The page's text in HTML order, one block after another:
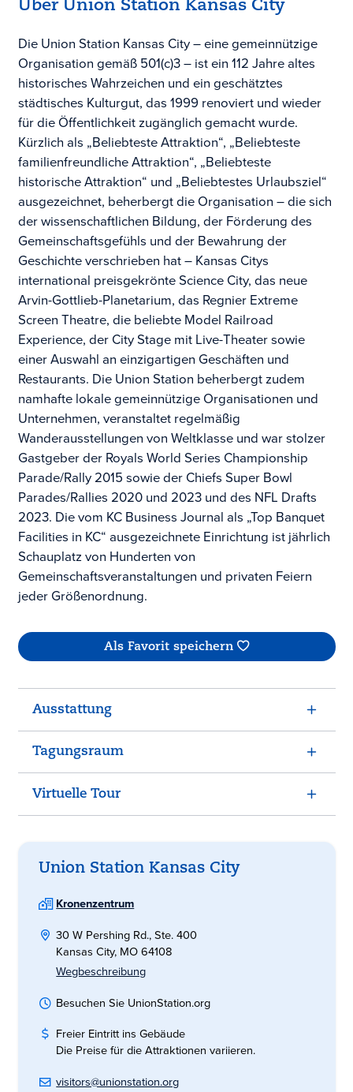
Über Union Station Kansas City
Die Union Station Kansas City – eine gemeinnützige
Organisation gemäß 501(c)3 – ist ein 112 Jahre altes
historisches Wahrzeichen und ein geschätztes
städtisches Kulturgut, das 1999 renoviert und wieder
für die Öffentlichkeit zugänglich gemacht wurde.
Kürzlich als „Beliebteste Attraktion“, „Beliebteste
familienfreundliche Attraktion“, „Beliebteste
historische Attraktion“ und „Beliebtestes Urlaubsziel“
ausgezeichnet, beherbergt die Organisation – die sich
der wissenschaftlichen Bildung, der Förderung des
Gemeinschaftsgefühls und der Bewahrung der
Geschichte verschrieben hat – Kansas Citys
international preisgekrönte Science City, das neue
Arvin-Gottlieb-Planetarium, das Regnier Extreme
Screen Theatre, die beliebte Model Railroad
Experience, der City Stage mit Live-Theater sowie
einer Auswahl an einzigartigen Geschäften und
Restaurants. Die Union Station beherbergt zudem
namhafte lokale gemeinnützige Organisationen und
Unternehmen, veranstaltet regelmäßig
Wanderausstellungen von Weltklasse und war stolzer
Gastgeber der Royals World Series Championship
Parade/Rally 2015 sowie der Chiefs Super Bowl
Parades/Rallies 2020 und 2023 und des NFL Drafts
2023. Die vom KC Business Journal als „Top Banquet
Facilities in KC“ ausgezeichnete Einrichtung ist jährlich
Schauplatz von Hunderten von
Gemeinschaftsveranstaltungen und privaten Feiern
jeder Größenordnung.
Als Favorit speichern
Ausstattung
Tagungsraum
Virtuelle Tour
Union Station Kansas City
Kronenzentrum
30 W Pershing Rd., Ste. 400
Kansas City, MO 64108
Wegbeschreibung
Besuchen Sie UnionStation.org
Freier Eintritt ins Gebäude
Die Preise für die Attraktionen variieren.
visitors@unionstation.org